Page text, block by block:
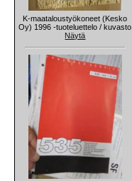
K-maataloustyökoneet (Kesko
Oy) 1996 -tuoteluettelo / kuvasto
Näytä